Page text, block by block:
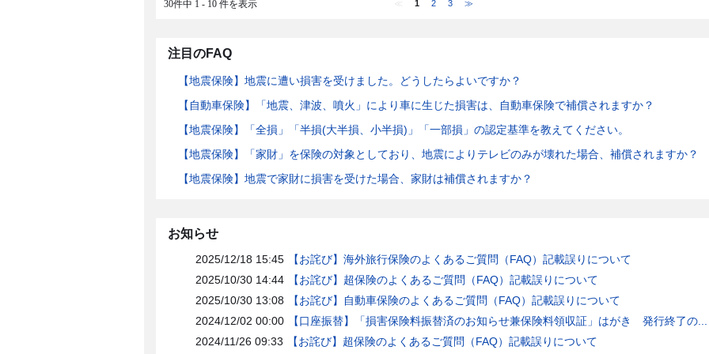
30件中 1 - 10 件を表示 1 2 3 ≫
注目のFAQ
【地震保険】地震に遭い損害を受けました。どうしたらよいですか？
【自動車保険】「地震、津波、噴火」により車に生じた損害は、自動車保険で補償されますか？
【地震保険】「全損」「半損(大半損、小半損)」「一部損」の認定基準を教えてください。
【地震保険】「家財」を保険の対象としており、地震によりテレビのみが壊れた場合、補償されますか？
【地震保険】地震で家財に損害を受けた場合、家財は補償されますか？
お知らせ
2025/12/18 15:45
【お詫び】海外旅行保険のよくあるご質問（FAQ）記載誤りについて
2025/10/30 14:44
【お詫び】超保険のよくあるご質問（FAQ）記載誤りについて
2025/10/30 13:08
【お詫び】自動車保険のよくあるご質問（FAQ）記載誤りについて
2024/12/02 00:00
【口座振替】「損害保険料振替済のお知らせ兼保険料領収証」はがき 発行終了の...
2024/11/26 09:33
【お詫び】超保険のよくあるご質問（FAQ）記載誤りについて